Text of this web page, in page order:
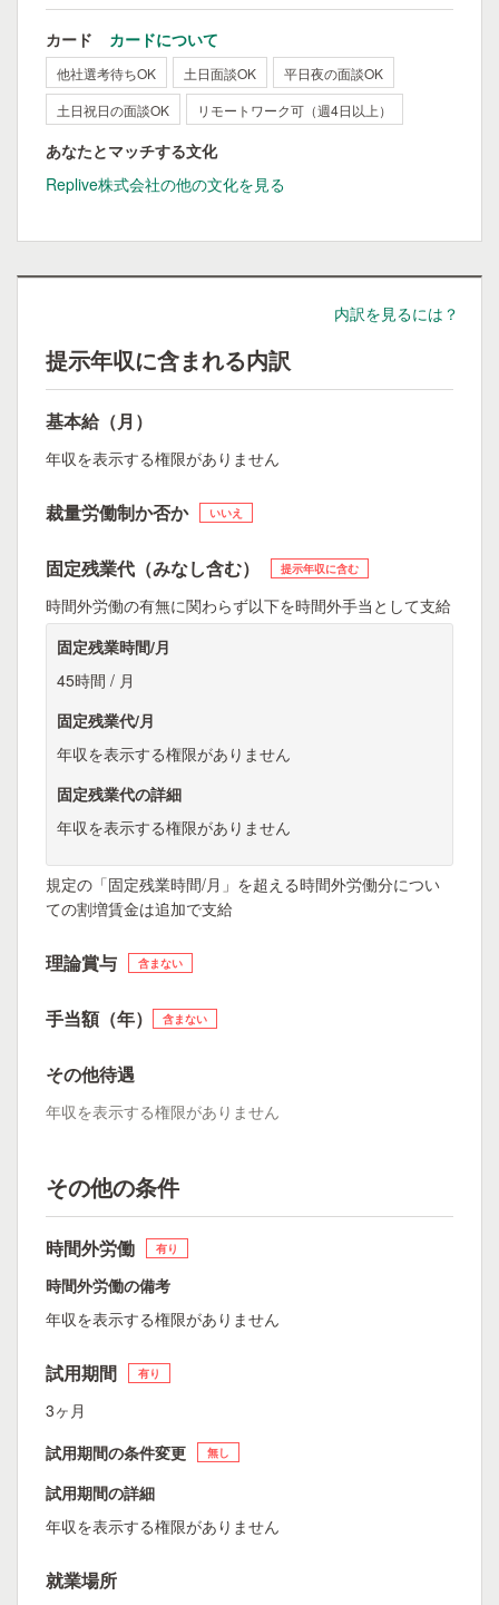
カード カードについて
他社選考待ちOK 土日面談OK
平日夜の面談OK
土日祝日の面談OK
リモートワーク可（週4日以上）
あなたとマッチする文化
Replive株式会社の他の文化を見る
内訳を見るには？
提示年収に含まれる内訳
基本給（月）
年収を表示する権限がありません
裁量労働制か否か いいえ
固定残業代（みなし含む） 提示年収に含む
時間外労働の有無に関わらず以下を時間外手当として支給
固定残業時間/月
45時間 / 月
固定残業代/月
年収を表示する権限がありません
固定残業代の詳細
年収を表示する権限がありません
規定の「固定残業時間/月」を超える時間外労働分につい
ての割増賃金は追加で支給
理論賞与 含まない
手当額（年） 含まない
その他待遇
年収を表示する権限がありません
その他の条件
時間外労働 有り
時間外労働の備考
年収を表示する権限がありません
試用期間 有り
3ヶ月
試用期間の条件変更
無し
試用期間の詳細
年収を表示する権限がありません
就業場所